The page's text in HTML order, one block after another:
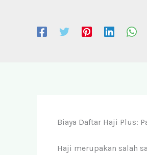
Biaya Daftar Haji Plus:
Haji merupakan salah